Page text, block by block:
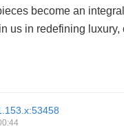
become an
us in redefining luxury,